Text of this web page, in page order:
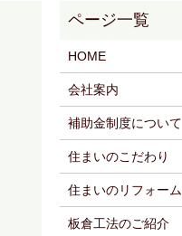
HOME
会社案内
補助金制度について
住まいのこだわり
住まいのリフォーム
板倉工法のご紹介